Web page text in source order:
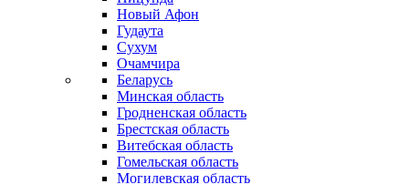
Новый Афон
Гудаута
Сухум
Очамчира
Беларусь
Минская область
Гродненская область
Брестская область
Витебская область
Гомельская область
Могилевская область